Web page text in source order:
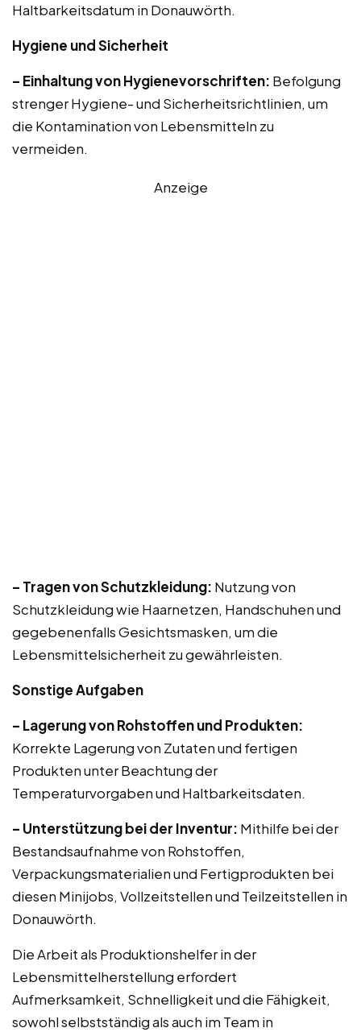
Haltbarkeitsdatum in Donauwörth.
Hygiene und Sicherheit
– Einhaltung von Hygienevorschriften: Befolgung
strenger Hygiene- und Sicherheitsrichtlinien, um
die Kontamination von Lebensmitteln zu
vermeiden.
Anzeige
– Tragen von Schutzkleidung: Nutzung von
Schutzkleidung wie Haarnetzen, Handschuhen und
gegebenenfalls Gesichtsmasken, um die
Lebensmittelsicherheit zu gewährleisten.
Sonstige Aufgaben
– Lagerung von Rohstoffen und Produkten:
Korrekte Lagerung von Zutaten und fertigen
Produkten unter Beachtung der
Temperaturvorgaben und Haltbarkeitsdaten.
– Unterstützung bei der Inventur: Mithilfe bei der
Bestandsaufnahme von Rohstoffen,
Verpackungsmaterialien und Fertigprodukten bei
diesen Minijobs, Vollzeitstellen und Teilzeitstellen in
Donauwörth.
Die Arbeit als Produktionshelfer in der
Lebensmittelherstellung erfordert
Aufmerksamkeit, Schnelligkeit und die Fähigkeit,
sowohl selbstständig als auch im Team in